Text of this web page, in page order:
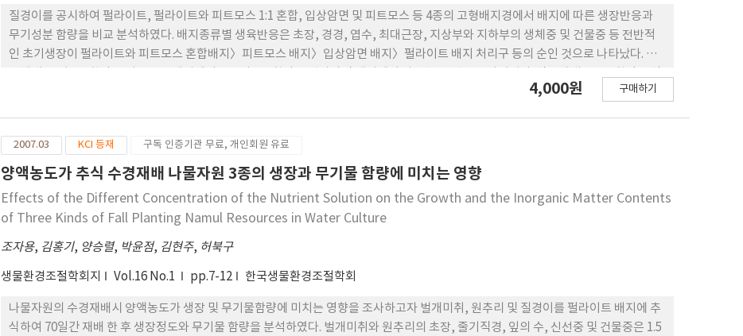
질경이를 공시하여 펄라이트, 펄라이트와 피트모스 1:1 혼합, 입상암면 및 피트모스 등 4종의 고형배지경에서 배지에 따른 생장반응과
무기성분 함량을 비교 분석하였다. 배지종류별 생육반응은 초장, 경경, 엽수, 최대근장, 지상부와 지하부의 생체중 및 건물중 등 전반적
인 초기생장이 펄라이트와 피트모스 혼합배지〉피트모스 배지〉입상암면 배지〉펄라이트 배지 처리구 등의 순인 것으로 나타났다. 식
물 생장과 비례적으로 증가하여 펄라이트와 피트모스 1:1 혼합 배지 처리구와 피트모스 배지 처리구에서 높게 나타났다.
4,000원 구매하기
2007.03 KCI 등재 구독 인증기관 무료, 개인회원 유료
양액농도가 추식 수경재배 나물자원 3종의 생장과 무기물 함량에 미치는 영향
Effects of the Different Concentration of the Nutrient Solution on the Growth and the Inorganic Matter Contents
of Three Kinds of Fall Planting Namul Resources in Water Culture
조자용, 김홍기, 양승렬, 박윤점, 김현주, 허북구
생물환경조절학회지 Vol.16 No.1 pp.7-12 한국생물환경조절학회
나물자원의 수경재배시 양액농도가 생장 및 무기물함량에 미치는 영향을 조사하고자 벌개미취, 원추리 및 질경이를 펄라이트 배지에 추
식하여 70일간 재배 한 후 생장정도와 무기물 함량을 분석하였다. 벌개미취와 원추리의 초장, 줄기직경, 잎의 수, 신선중 및 건물중은 1.5